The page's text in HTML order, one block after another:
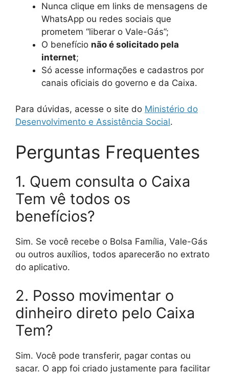
Nunca clique em links de mensagens de
WhatsApp ou redes sociais que
prometem “liberar o Vale-Gás”;
O benefício não é solicitado pela
internet;
Só acesse informações e cadastros por
canais oficiais do governo e da Caixa.
Para dúvidas, acesse o site do Ministério do
Desenvolvimento e Assistência Social.
Perguntas Frequentes
1. Quem consulta o Caixa
Tem vê todos os
benefícios?
Sim. Se você recebe o Bolsa Família, Vale-Gás
ou outros auxílios, todos aparecerão no extrato
do aplicativo.
2. Posso movimentar o
dinheiro direto pelo Caixa
Tem?
Sim. Você pode transferir, pagar contas ou
sacar. O app foi criado justamente para facilitar